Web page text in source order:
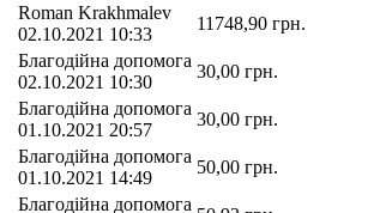
Roman Krakhmalev
02.10.2021 10:33
11748,90 грн.
Благодійна допомога
02.10.2021 10:30
30,00 грн.
Благодійна допомога
01.10.2021 20:57
30,00 грн.
Благодійна допомога
01.10.2021 14:49
50,00 грн.
Благодійна допомога